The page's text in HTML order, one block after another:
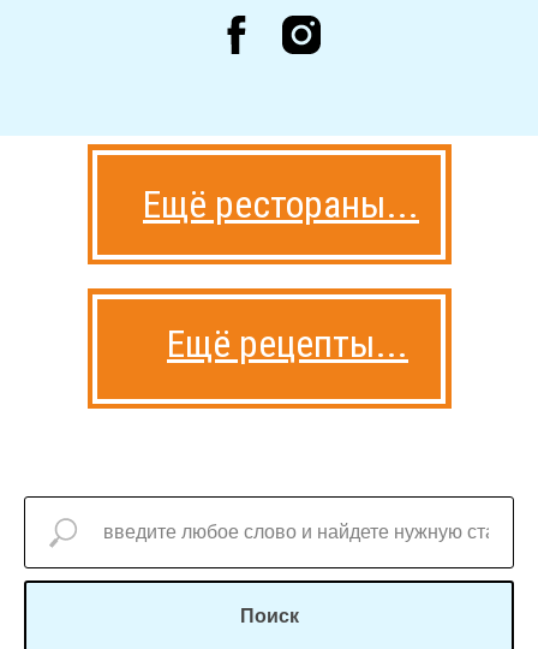
Ещё рестораны...
Ещё рецепты...
Поиск